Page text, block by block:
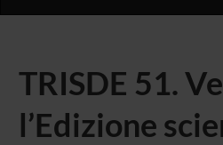
TRISDE 51.
l’Edizione